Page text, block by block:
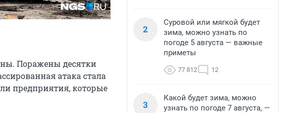
Поражены десятки
атака стала
предприятия, которые
2
Суровой или мягкой будет
зима, можно узнать по
погоде 5 августа — важные
приметы
77 812 12
3
Какой будет зима, можно
узнать по погоде 7 августа, —